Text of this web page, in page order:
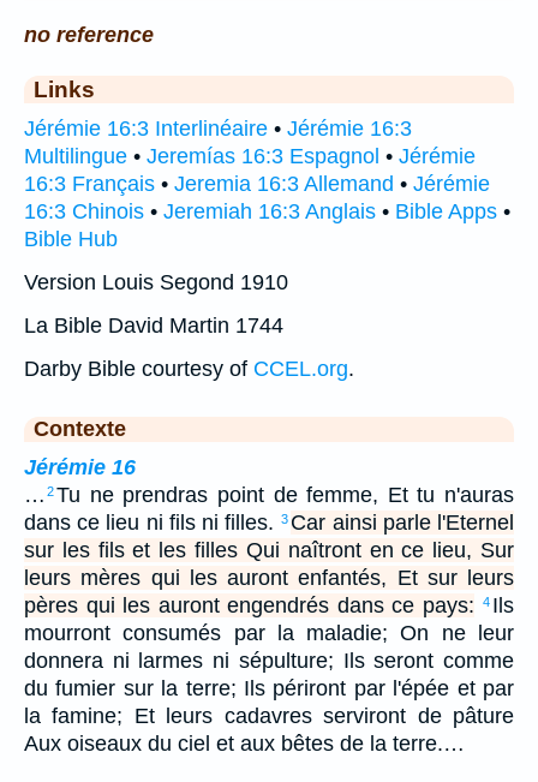
no reference
Links
Jérémie 16:3 Interlinéaire • Jérémie 16:3
Multilingue • Jeremías 16:3 Espagnol • Jérémie
16:3 Français • Jeremia 16:3 Allemand • Jérémie
16:3 Chinois • Jeremiah 16:3 Anglais • Bible Apps •
Bible Hub
Version Louis Segond 1910
La Bible David Martin 1744
Darby Bible courtesy of CCEL.org.
Contexte
Jérémie 16
… 2Tu ne prendras point de femme, Et tu n'auras
dans ce lieu ni fils ni filles.
3 Car ainsi parle l'Eternel
sur les fils et les filles Qui naîtront en ce lieu, Sur
leurs mères qui les auront enfantés, Et sur leurs
pères qui les auront engendrés dans ce pays:
4 Ils
mourront consumés par la maladie; On ne leur
donnera ni larmes ni sépulture; Ils seront comme
du fumier sur la terre; Ils périront par l'épée et par
la famine; Et leurs cadavres serviront de pâture
Aux oiseaux du ciel et aux bêtes de la terre.…